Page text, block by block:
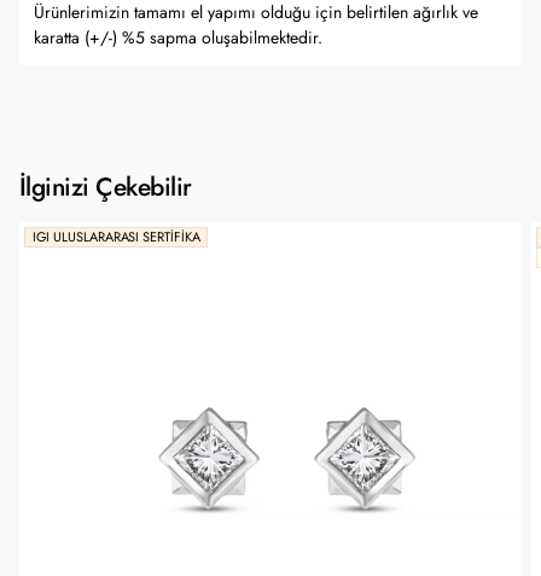
Ürünlerimizin tamamı el yapımı olduğu için belirtilen ağırlık ve
karatta (+/-) %5 sapma oluşabilmektedir.
İlginizi Çekebilir
IGI ULUSLARARASI SERTIFIKA